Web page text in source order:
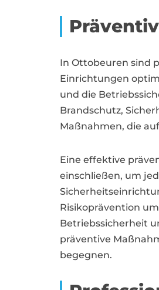
In Ottobeuren sind
Einrichtungen
und die
Brandschutz,
Maßnahmen, die
Eine effektive
einschließen, um
Risikoprävention
Betriebssicherheit
präventive
begegnen.